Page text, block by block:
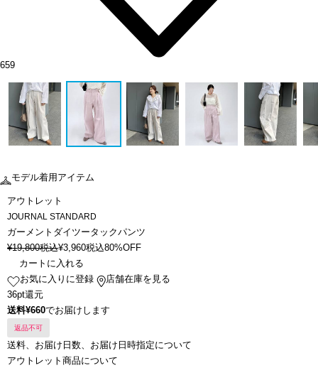
659
モデル着用アイテム
アウトレット
JOURNAL STANDARD
ガーメントダイツータックパンツ
¥19,800税込¥3,960税込80%OFF
カートに入れる
お気に入りに登録
店舗在庫を見る
36pt還元
送料¥660でお届けします
返品不可
送料、お届け日数、お届け日時指定について
アウトレット商品について